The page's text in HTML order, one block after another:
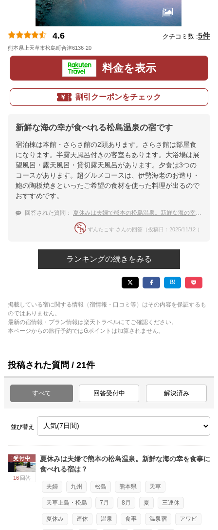
4.6 クチコミ数 :5件
熊本県上天草市松島町合津6136-20
料金を表示
割引クーポンをチェック
新鮮な海の幸が食べれる松島温泉の宿です
宿泊棟は本館・さらさ館の2頭あります。さらさ館は部屋食
になります。半露天風呂付きの客室もあります。大浴場は展
望風呂・露天風呂・貸切露天風呂があります。夕食は3つの
コースがあります。超グルメコースは、伊勢海老のお造り・
鮑の陶板焼きといったご希望の食材を使った料理が出るので
おすすめです。
回答された質問： 夏休みは夫婦で熊本の松島温泉。新鮮な海の幸を食事に食べれる宿は？
ずんたこす さんの回答（投稿日：2025/11/12 ）
ランキングの続きをみる
掲載している宿に関する情報（宿情報・口コミ等）はその内容を保証するも
のではありません。
最新の宿情報・プラン情報は楽天トラベルにてご確認ください。
本ページからの旅行予約ではGポイントは加算されません。
投稿された質問 / 21件
すべて 回答受付中 解決済み
並び替え
受付中
16 回答
夏休みは夫婦で熊本の松島温泉。新鮮な海の幸を食事に
食べれる宿は？
夫婦 九州 松島 熊本県 天草
天草上島・松島 7月 8月 夏 三連休
夏休み 連休 温泉 食事 温泉宿 アワビ